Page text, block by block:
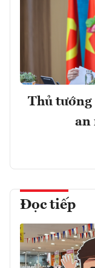
Thủ tướng
an
Đọc tiếp